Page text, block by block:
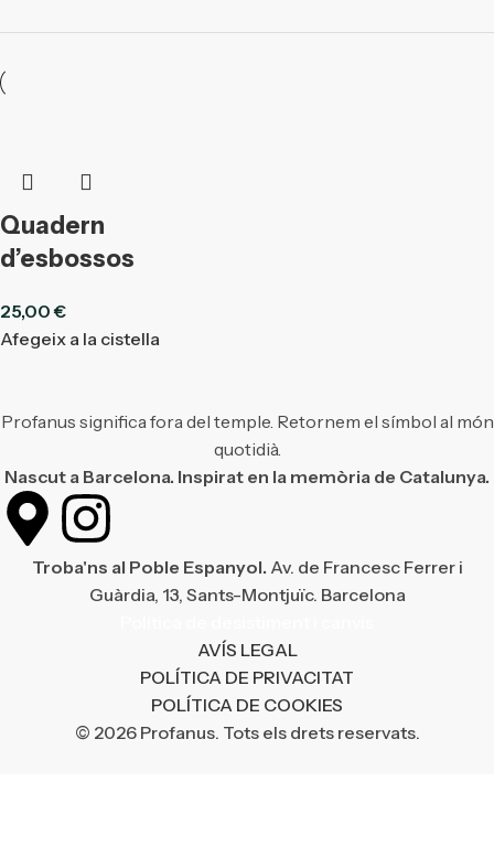
Quadern
d’esbossos
25,00€
Afegeix a la cistella
Profanus significa fora del temple. Retornem el símbol al món
quotidià.
Nascut a Barcelona. Inspirat en la memòria de Catalunya.
Troba'ns al Poble Espanyol. Av. de Francesc Ferrer i
Guàrdia, 13, Sants-Montjuïc. Barcelona
AVÍS LEGAL
POLÍTICA DE PRIVACITAT
POLÍTICA DE COOKIES
© 2026 Profanus. Tots els drets reservats.